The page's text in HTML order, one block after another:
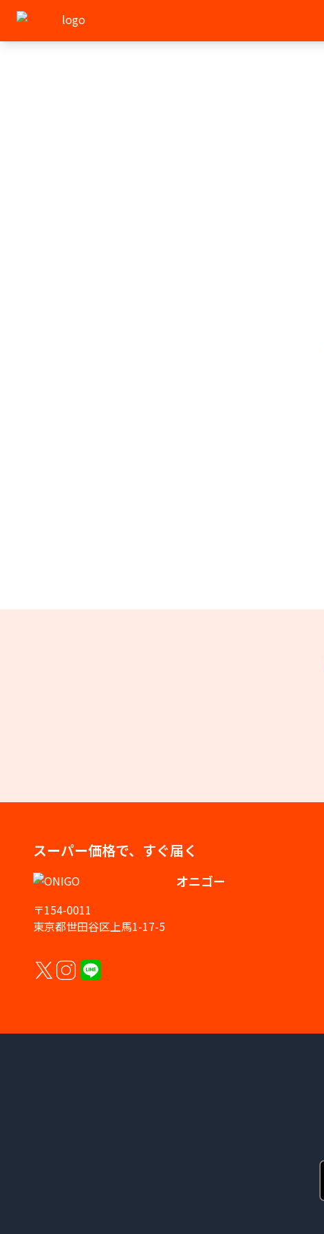
スーパー価格で、すぐ届く
オニゴー
〒154-0011
東京都世田谷区上馬1-17-5